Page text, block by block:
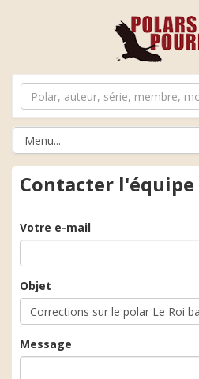
Contacter
Votre e-mail
Objet
Message